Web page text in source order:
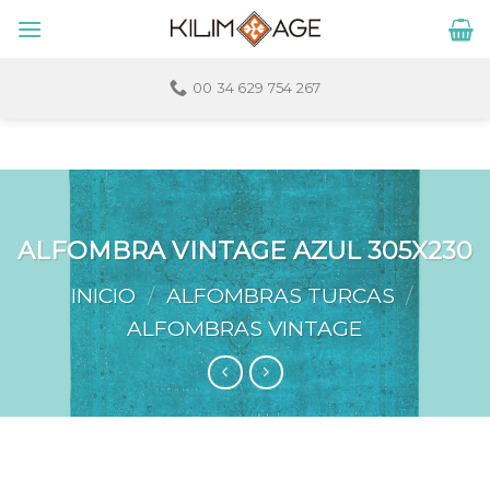
00 34 629 754 267
ALFOMBRA VINTAGE AZUL 305X230
INICIO / ALFOMBRAS TURCAS /
ALFOMBRAS VINTAGE